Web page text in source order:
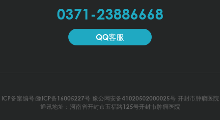
0371-23886668
QQ客服
ICP备案编号:豫ICP备16005227号 豫公网安备41020502000025号 开封市肿瘤医院
通讯地址：河南省开封市五福路125号开封市肿瘤医院